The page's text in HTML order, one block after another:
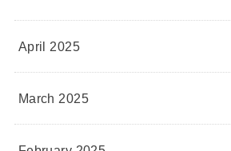
April 2025
March 2025